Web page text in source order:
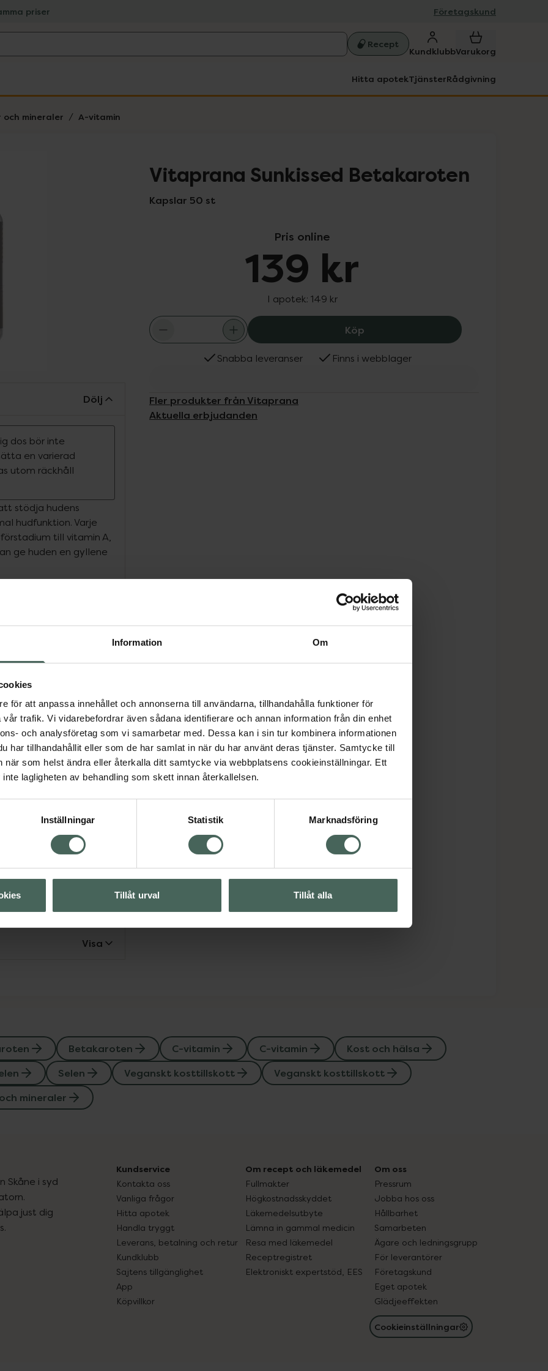
Information Om
för att anpassa innehållet och annonserna till användarna, tillhandahålla funktioner för
trafik. Vi vidarebefordrar även sådana identifierare och annan information från din enhet
och analysföretag som vi samarbetar med. Dessa kan i sin tur kombinera informationen
har tillhandahållit eller som de har samlat in när du har använt deras tjänster. Samtycke till
när som helst ändra eller återkalla ditt samtycke via webbplatsens cookieinställningar. Ett
lagligheten av behandling som skett innan återkallelsen.
Inställningar Statistik Marknadsföring
Tillåt urval Tillåt alla
priser Företagskund
Recept
KundklubbVarukorg
Hitta apotekTjänsterRådgivning
och mineraler A-vitamin
Vitaprana Sunkissed Betakaroten
Kapslar 50 st
Pris online
139 kr
I apotek: 149 kr
Köp Vitaprana Sunkissed Betakaroten,
Snabba leveranser Finns i webblager
Fler produkter från Vitaprana
Aktuella erbjudanden
Dölj
dos bör inte
en varierad
utom räckhåll
stödja hudens
hudfunktion. Varje
till vitamin A,
ge huden en gyllene
som bidrar till normal
betakaroten gör
eller solsemestern.
Sunkissed även
som bidrar till att
betakaroten
minst fyra veckor
50 kapslar,
är veganska och
C-vitamin
SelenSelen
Visa
Betakaroten C-vitamin C-vitamin
Kost och hälsa
Selen Veganskt kosttillskott
Veganskt kosttillskott
mineraler
Skåne i syd
just dig
Kundservice
Kontakta oss
Vanliga frågor
Hitta apotek
Handla tryggt
Leverans, betalning och retur
Kundklubb
Sajtens tillgänglighet
App
Köpvillkor
Om recept och läkemedel
Fullmakter
Högkostnadsskyddet
Läkemedelsutbyte
Lämna in gammal medicin
Resa med läkemedel
Receptregistret
Elektroniskt expertstöd, EES
Om oss
Pressrum
Jobba hos oss
Hållbarhet
Samarbeten
Ägare och ledningsgrupp
För leverantörer
Företagskund
Eget apotek
Glädjeeffekten
Cookieinställningar